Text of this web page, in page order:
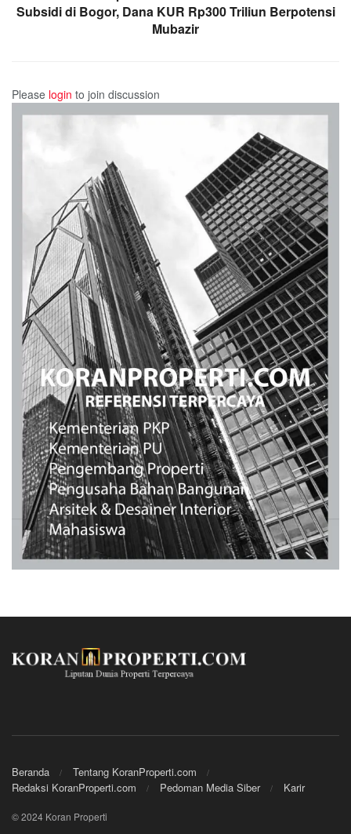
Subsidi di Bogor, Dana KUR Rp300 Triliun Berpotensi
Mubazir
Please login to join discussion
Beranda
Tentang KoranProperti.com
Redaksi KoranProperti.com
Pedoman Media Siber Karir
© 2024 Koran Properti